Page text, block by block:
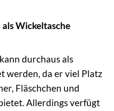
Wickeltasche
durchaus als
werden, da er viel Platz
Fläschchen und
Allerdings verfügt